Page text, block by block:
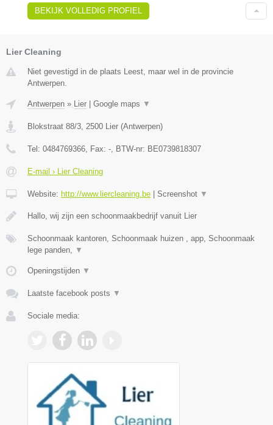
BEKIJK VOLLEDIG PROFIEL
Lier Cleaning
Niet gevestigd in de plaats Leest, maar wel in de provincie
Antwerpen.
Antwerpen » Lier Google maps ▼
Blokstraat 88/3 2500 Lier (Antwerpen)
Tel: 0484769366 , Fax: - , BTW-nr: BE0739818307
E-mail › Lier Cleaning
Website: http://www.liercleaning.be Screenshot ▼
Hallo, wij zijn een schoonmaakbedrijf vanuit Lier
Schoonmaak kantoren, Schoonmaak huizen , app, Schoonmaak
lege panden,
▼
Openingstijden ▼
Laatste facebook posts ▼
Sociale media: